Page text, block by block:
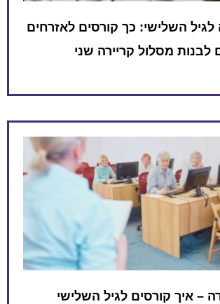
השלישי: כך קורסים לאזרחים
לבנות מסלול קריירה שני
– איך קורסים לגיל השלישי